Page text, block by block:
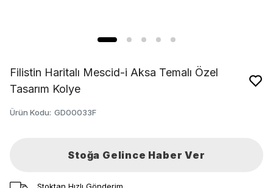
Filistin Haritalı Mescid-i Aksa Temalı Özel
Tasarım Kolye
Ürün Kodu: GD00033F
Stoğa Gelince Haber Ver
Stoktan Hızlı Gönderim